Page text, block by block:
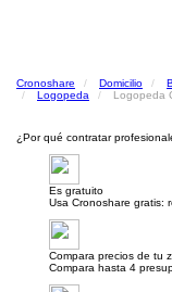
Cronoshare Domicilio
Logopeda
Logopeda
¿Por qué contratar
Es gratuito
Usa Cronoshare gratis:
Compara precios de tu
Compara hasta 4